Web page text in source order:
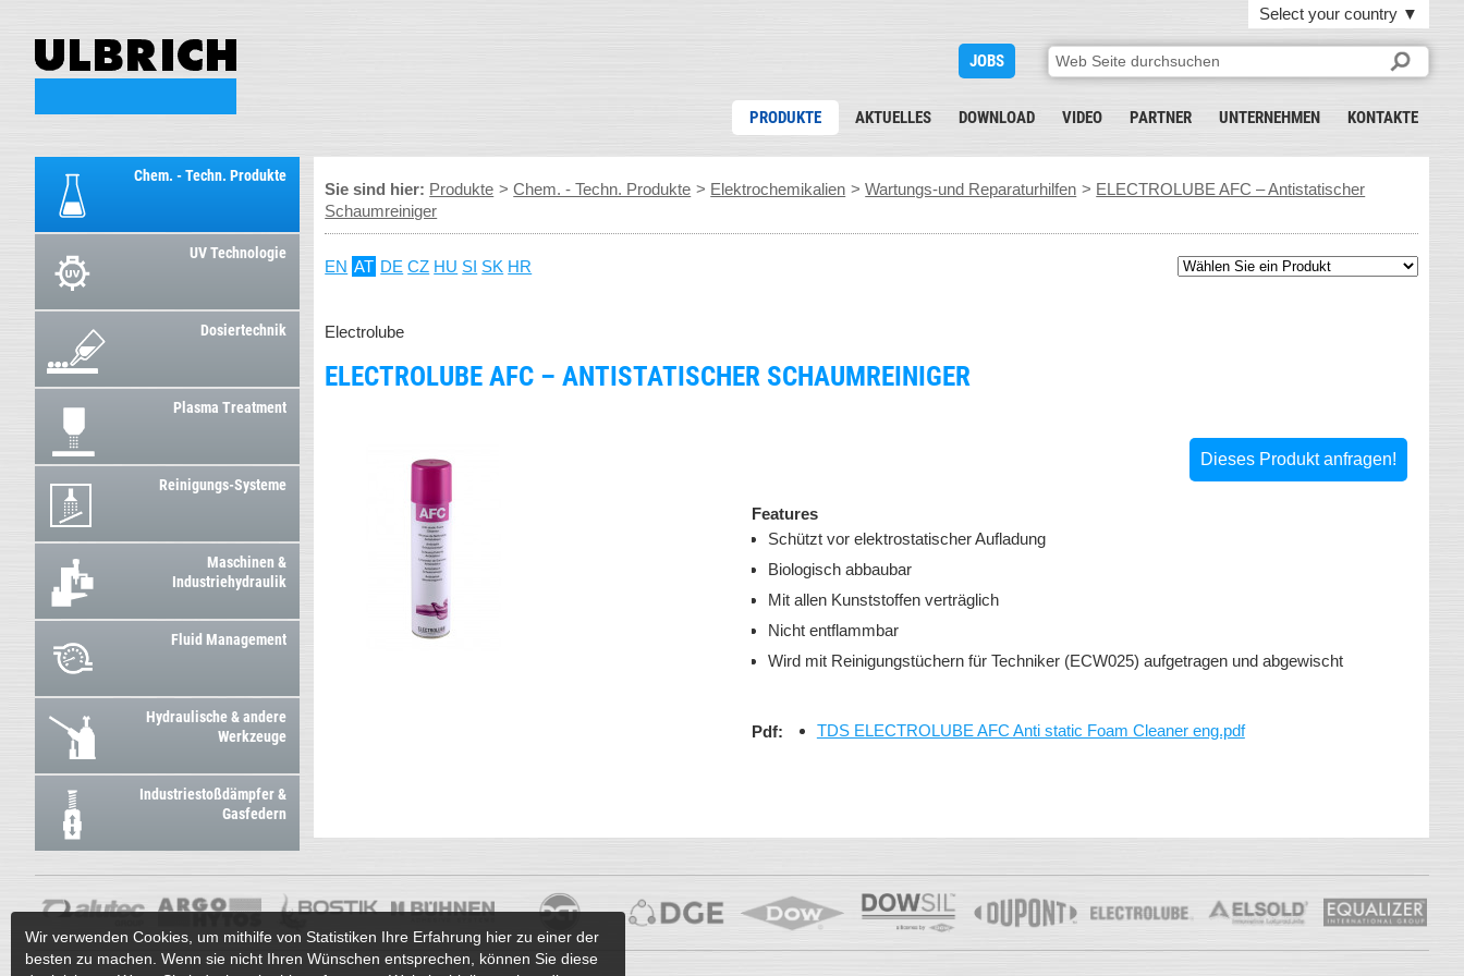
Select your country ▼
JOBS
PRODUKTE AKTUELLES DOWNLOAD VIDEO PARTNER UNTERNEHMEN KONTAKTE
Chem. - Techn. Produkte
UV Technologie
Dosiertechnik
Plasma Treatment
Reinigungs-Systeme
Maschinen &
Industriehydraulik
Fluid Management
Hydraulische & andere
Werkzeuge
Industriestoßdämpfer &
Gasfedern
Sie sind hier: Produkte >Chem. - Techn. Produkte > Elektrochemikalien >Wartungs-und Reparaturhilfen > ELECTROLUBE AFC – Antistatischer
Schaumreiniger
EN AT DE CZ HU SI SK HR
Electrolube
ELECTROLUBE AFC – ANTISTATISCHER SCHAUMREINIGER
Dieses Produkt anfragen!
Features
Schützt vor elektrostatischer Aufladung
Biologisch abbaubar
Mit allen Kunststoffen verträglich
Nicht entflammbar
Wird mit Reinigungstüchern für Techniker (ECW025) aufgetragen und abgewischt
Pdf: TDS ELECTROLUBE AFC Anti static Foam Cleaner eng.pdf
Wir verwenden Cookies, um mithilfe von Statistiken Ihre Erfahrung hier zu einer der
besten zu machen. Wenn sie nicht Ihren Wünschen entsprechen, können Sie diese